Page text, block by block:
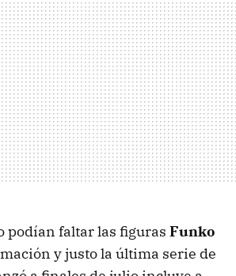
podían faltar las figuras Funko
y justo la última serie de